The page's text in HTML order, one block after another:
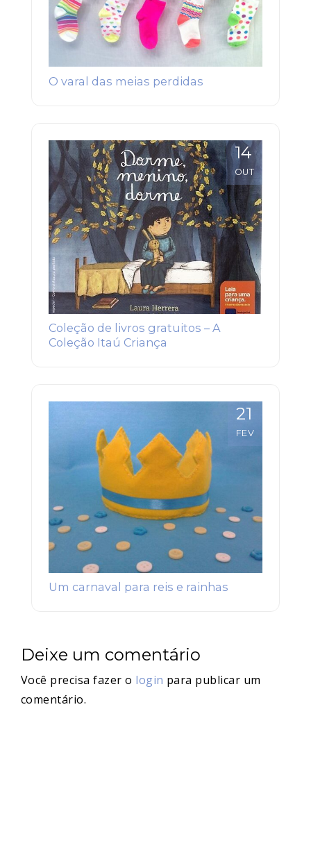
O varal das meias perdidas
14
OUT
Coleção de livros gratuitos – A
Coleção Itaú Criança
21
FEV
Um carnaval para reis e rainhas
Deixe um comentário
Você precisa fazer o login para publicar um
comentário.